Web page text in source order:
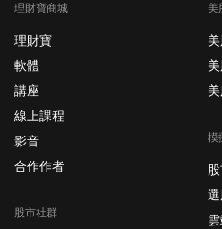
置上有明顯的差異。
SCHD提供較低的管理
費和較高的股息收益，
而NOBL則偏重工業類
股，但提供優秀的股息
成長股票。 SCHD與
NOBL的費用與規模比
較 SCHD的費用比
0.06%，而NOBL為
理財寶商城
理財寶
軟體
講座
線上課程
影音
合作作者
股市社群
美
模